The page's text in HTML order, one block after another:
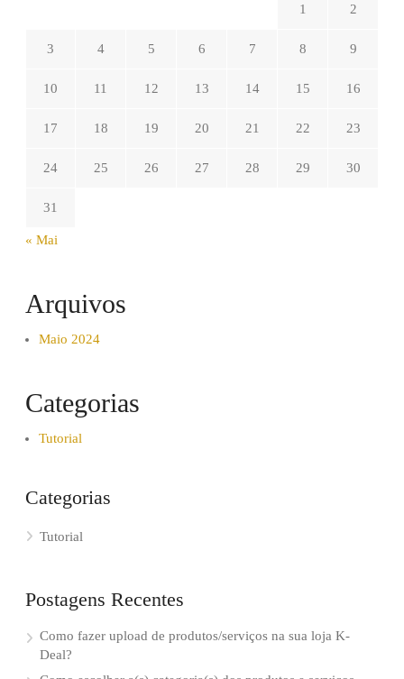
1 2
3 4 5 6 7 8 9
10 11 12 13 14 15 16
17 18 19 20 21 22 23
24 25 26 27 28 29 30
31
« Mai
Arquivos
Maio 2024
Categorias
Tutorial
Categorias
Tutorial
Postagens Recentes
Como fazer upload de produtos/serviços na sua loja K-
Deal?